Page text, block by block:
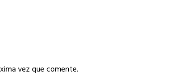
vez que comente.